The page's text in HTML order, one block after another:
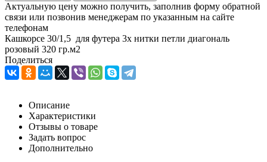
Актуальную цену можно получить, заполнив форму обратной
связи или позвонив менеджерам по указанным на сайте
телефонам
Кашкорсе 30/1,5 для футера 3х нитки петли диагональ
розовый 320 гр.м2
Поделиться
Описание
Характеристики
Отзывы о товаре
Задать вопрос
Дополнительно